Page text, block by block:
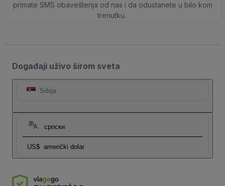
primate SMS obaveštenja od nas i da odustanete u bilo kom
trenutku.
Događaji uživo širom sveta
Srbija
српски
US$ američki dolar